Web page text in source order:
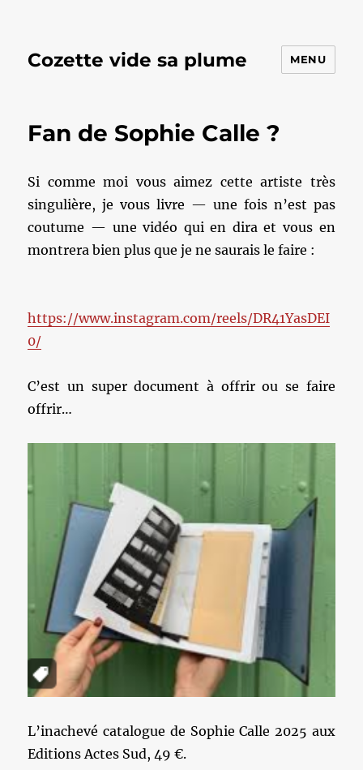
Cozette vide sa plume MENU
Fan de Sophie Calle ?
Si comme moi vous aimez cette artiste très
singulière, je vous livre — une fois n’est pas
coutume — une vidéo qui en dira et vous en
montrera bien plus que je ne saurais le faire :
https://www.instagram.com/reels/DR41YasDEI
0/
C’est un super document à offrir ou se faire
offrir…
L’inachevé catalogue de Sophie Calle 2025 aux
Editions Actes Sud, 49 €.